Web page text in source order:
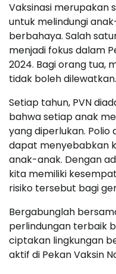
Vaksinasi merupakan
untuk melindungi
berbahaya. Salah
menjadi fokus dalam
2024. Bagi orang tua,
tidak boleh dilewatkan.
Setiap tahun, PVN
bahwa setiap anak
yang diperlukan.
dapat menyebabkan
anak-anak. Dengan
kita memiliki
risiko tersebut bagi
Bergabunglah
perlindungan terbaik
ciptakan lingkungan
aktif di Pekan Vaksin